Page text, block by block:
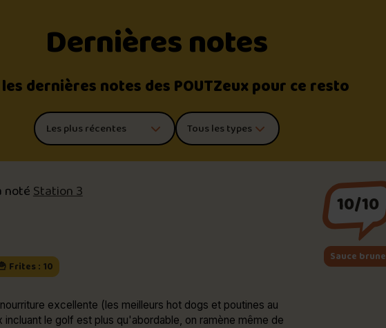
Dernières notes
dernières notes des POUTZeux pour ce resto
Trier les commentaires
Filtrer par type de poutine
notéStation 3
Frites : 10
10/10
Sauce brune
excellente (les meilleurs hot dogs et poutines au
le golf est plus qu'abordable, on ramène même de